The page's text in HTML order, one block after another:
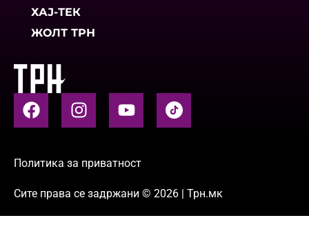
ХАЈ-ТЕК
ЖОЛТ ТРН
Политика за приватност
Сите права се задржани © 2026 | Трн.мк